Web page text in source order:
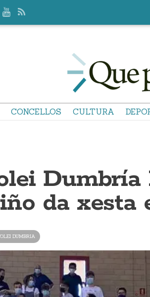
CONCELLOS CULTURA
da xesta
DUMBRIA